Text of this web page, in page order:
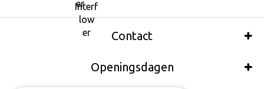
Contact
Openingsdagen